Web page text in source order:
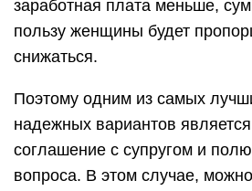
заработная плата меньше,
пользу женщины будет
снижаться.
Поэтому одним из самых
надежных вариантов
соглашение с супругом и
вопроса. В этом случае,